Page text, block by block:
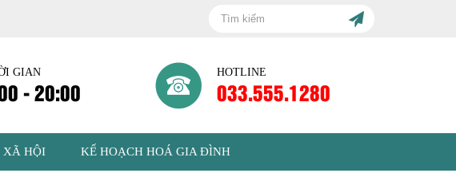
GIAN
- 20:00
HOTLINE
033.555.1280
XÃ HỘI KẾ HOẠCH HOÁ GIA ĐÌNH